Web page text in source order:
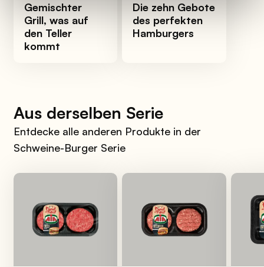
Gemischter
Grill, was auf
den Teller
kommt
Die zehn Gebote
des perfekten
Hamburgers
Aus derselben Serie
Entdecke alle anderen Produkte in der
Schweine-Burger Serie